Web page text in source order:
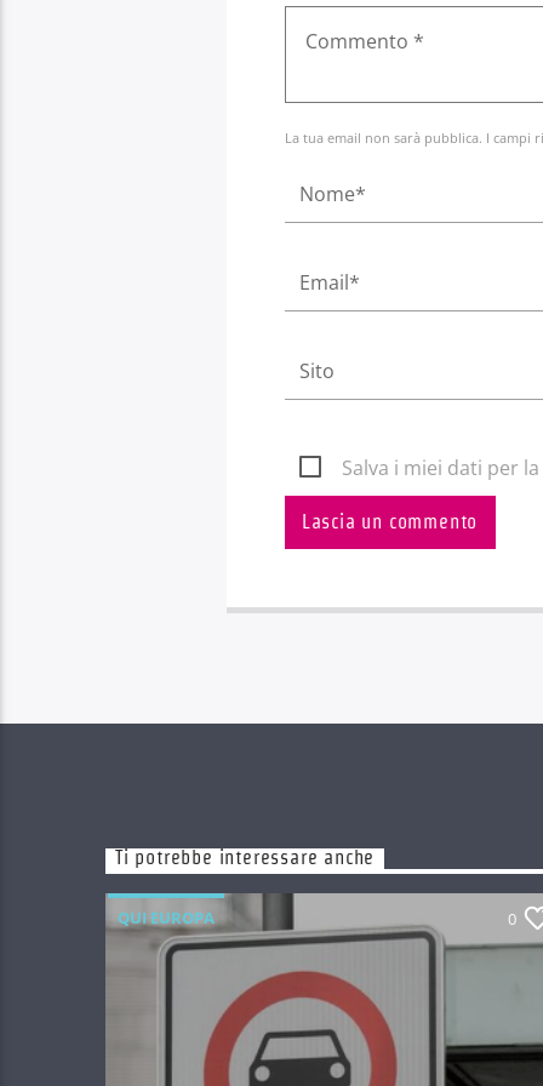
La tua email non sarà pubblica. I campi
Salva i miei dati per
Ti potrebbe interessare anche
QUI EUROPA 0